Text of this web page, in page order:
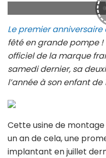
Le premier
fêté en grande pompe
officiel de la marque
samedi dernier, sa
l’année à son enfant de
Cette usine de
un an de cela, une
implantant en juillet